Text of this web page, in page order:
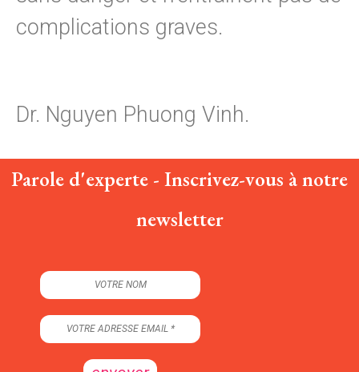
complications graves.
Dr. Nguyen Phuong Vinh.
Parole d'experte - Inscrivez-vous à notre
newsletter